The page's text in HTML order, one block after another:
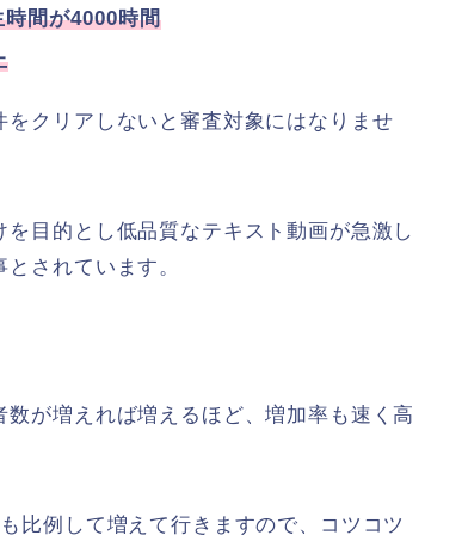
間が4000時間
クリアしないと審査対象にはなりませ
目的とし低品質なテキスト動画が急激し
されています。
が増えれば増えるほど、増加率も速く高
比例して増えて行きますので、コツコツ